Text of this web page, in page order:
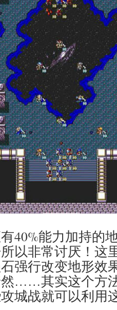
40%能力加持的
以非常讨厌！这
强行改变地形效
……其实这个方
城战就可以利用